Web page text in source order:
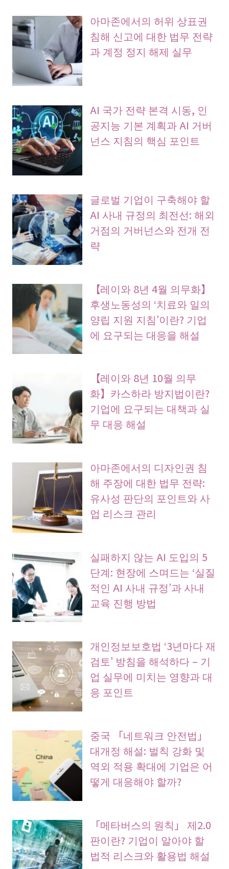
아마존에서의 허위 상표권
침해 신고에 대한 법무 전략
과 계정 정지 해제 실무
AI 국가 전략 본격 시동, 인
공지능 기본 계획과 AI 거버
넌스 지침의 핵심 포인트
글로벌 기업이 구축해야 할
AI 사내 규정의 최전선: 해외
거점의 거버넌스와 전개 전
략
【레이와 8년 4월 의무화】
후생노동성의 ‘치료와 일의
양립 지원 지침’이란? 기업
에 요구되는 대응을 해설
【레이와 8년 10월 의무
화】카스하라 방지법이란?
기업에 요구되는 대책과 실
무 대응 해설
아마존에서의 디자인권 침
해 주장에 대한 법무 전략:
유사성 판단의 포인트와 사
업 리스크 관리
실패하지 않는 AI 도입의 5
단계: 현장에 스며드는 ‘실질
적인 AI 사내 규정’과 사내
교육 진행 방법
개인정보보호법 ‘3년마다 재
검토’ 방침을 해석하다 – 기
업 실무에 미치는 영향과 대
응 포인트
중국 「네트워크 안전법」
대개정 해설: 벌칙 강화 및
역외 적용 확대에 기업은 어
떻게 대응해야 할까?
「메타버스의 원칙」 제2.0
판이란? 기업이 알아야 할
법적 리스크와 활용법 해설